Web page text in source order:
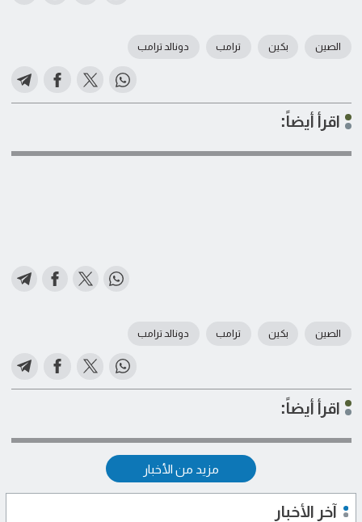
الصين بكين ترامب دونالد ترامب
اقرأ أيضاً:
الصين بكين ترامب دونالد ترامب
اقرأ أيضاً:
مزيد من الأخبار
آخر الأخبار